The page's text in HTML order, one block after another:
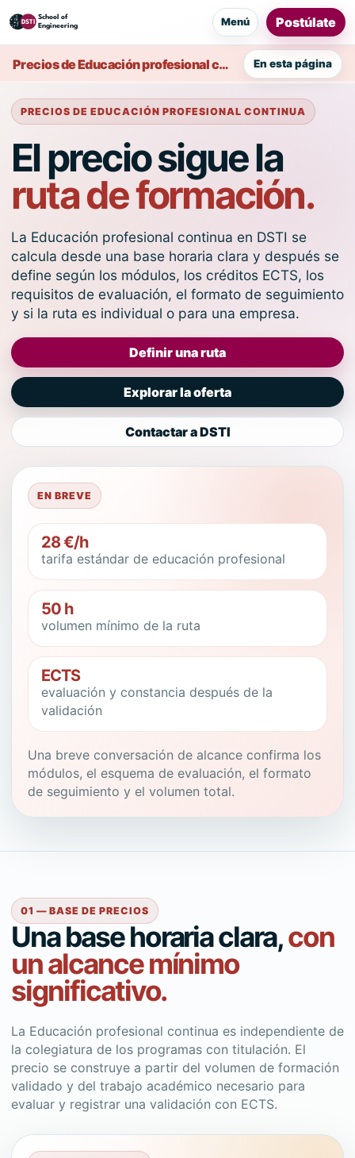
Menú Postúlate
Precios de Educación profesional continua En esta página
PRECIOS DE EDUCACIÓN PROFESIONAL CONTINUA
El precio sigue la
ruta de formación.
La Educación profesional continua en DSTI se
calcula desde una base horaria clara y después se
define según los módulos, los créditos ECTS, los
requisitos de evaluación, el formato de seguimiento
y si la ruta es individual o para una empresa.
Definir una ruta
Explorar la oferta
Contactar a DSTI
EN BREVE
28 €/h
tarifa estándar de educación profesional
50 h
volumen mínimo de la ruta
ECTS
evaluación y constancia después de la
validación
Una breve conversación de alcance confirma los
módulos, el esquema de evaluación, el formato
de seguimiento y el volumen total.
01 — BASE DE PRECIOS
Una base horaria clara,con
un alcance mínimo
significativo.
La Educación profesional continua es independiente de
la colegiatura de los programas con titulación. El
precio se construye a partir del volumen de formación
validado y del trabajo académico necesario para
evaluar y registrar una validación con ECTS.